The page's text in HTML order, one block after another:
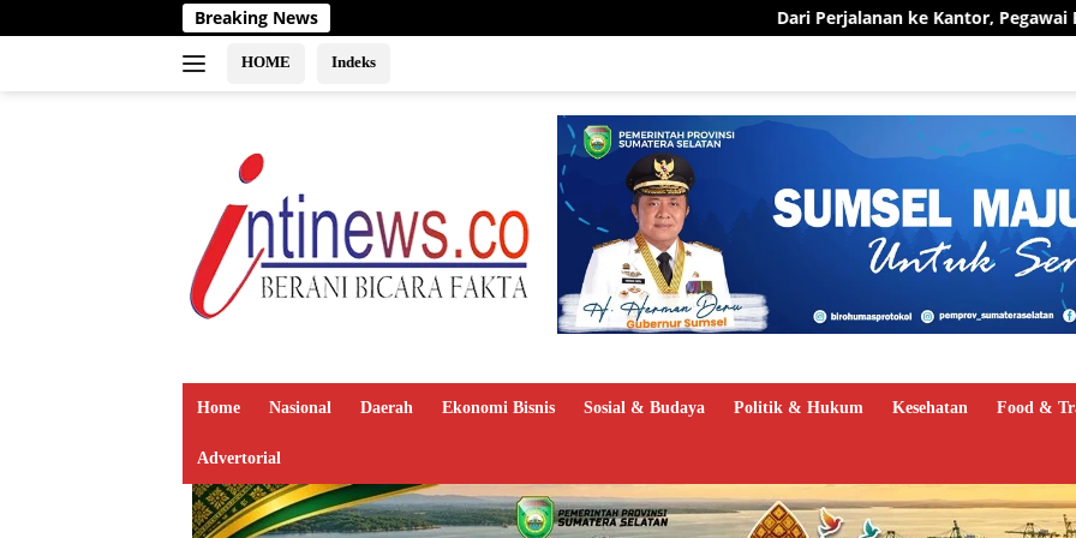
ke
Breaking News Dari Perjalanan ke Kantor, Pegawai PLN UID S2JB
HOME Indeks
Home Nasional Daerah Ekonomi Bisnis Sosial & Budaya Politik & Hukum Kesehatan Food &
Advertorial